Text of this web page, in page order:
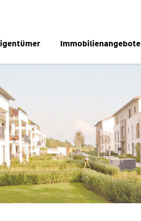
Immobilienangebote